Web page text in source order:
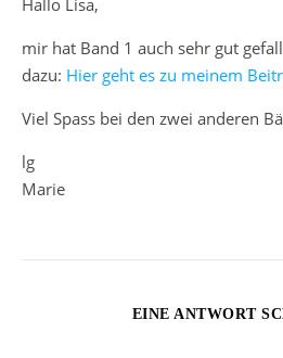
Hallo Lisa,
mir hat Band 1 auch sehr gut
dazu: Hier geht es zu meinem
Viel Spass bei den zwei anderen
lg
Marie
EINE ANTWORT